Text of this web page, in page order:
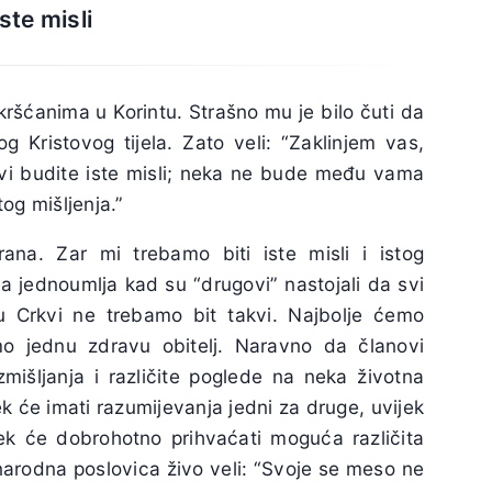
misli
u Korintu. Strašno mu je bilo čuti da
Kristovog tijela. Zato veli: “Zaklinjem vas,
budite iste misli; neka ne bude među vama
mišljenja.”
Zar mi trebamo biti iste misli i istog
jednoumlja kad su “drugovi” nastojali da svi
Crkvi ne trebamo bit takvi. Najbolje ćemo
jednu zdravu obitelj. Naravno da članovi
i različite poglede na neka životna
će imati razumijevanja jedni za druge, uvijek
će dobrohotno prihvaćati moguća različita
poslovica živo veli: “Svoje se meso ne